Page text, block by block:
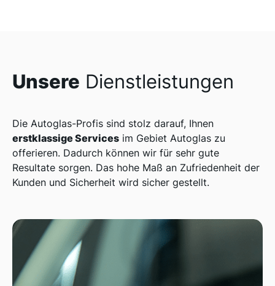
Unsere Dienstleistungen
Die Autoglas-Profis sind stolz darauf, Ihnen
erstklassige Services im Gebiet Autoglas zu
offerieren. Dadurch können wir für sehr gute
Resultate sorgen. Das hohe Maß an Zufriedenheit der
Kunden und Sicherheit wird sicher gestellt.